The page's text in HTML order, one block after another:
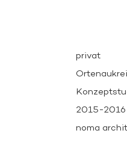
privat
2015-2016
noma